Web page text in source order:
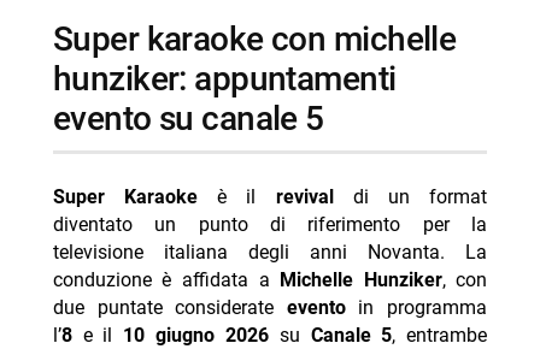
- Confronto piattaforme streaming Italia prezzi 2026
- Un posto al sole e Beautiful in pausa: quando
tornano
super karaoke con michelle
hunziker: appuntamenti
evento su canale 5
Super Karaoke è il revivaldi un format
diventato un punto di riferimento per la
televisione italiana degli anni Novanta. La
conduzione è affidata a Michelle Hunziker, con
due puntate considerate eventoin programma
l’8e il 10 giugno 2026su Canale 5, entrambe